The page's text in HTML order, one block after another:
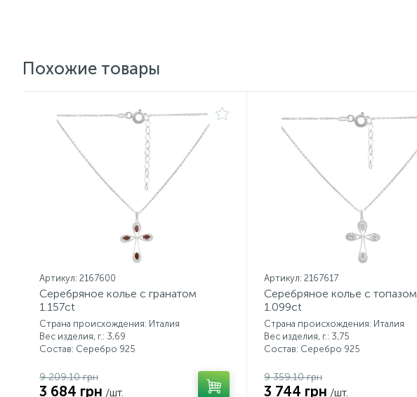
Похожие товары
Артикул: 2167600
Серебряное колье с гранатом
1.157ct
Страна происхождения: Италия
Вес изделия, г.: 3,69
Состав: Серебро 925
9 209.10 грн
3 684 грн /шт.
Артикул: 2167617
Серебряное колье с топазом
1.099ct
Страна происхождения: Италия
Вес изделия, г.: 3,75
Состав: Серебро 925
9 359.10 грн
3 744 грн /шт.